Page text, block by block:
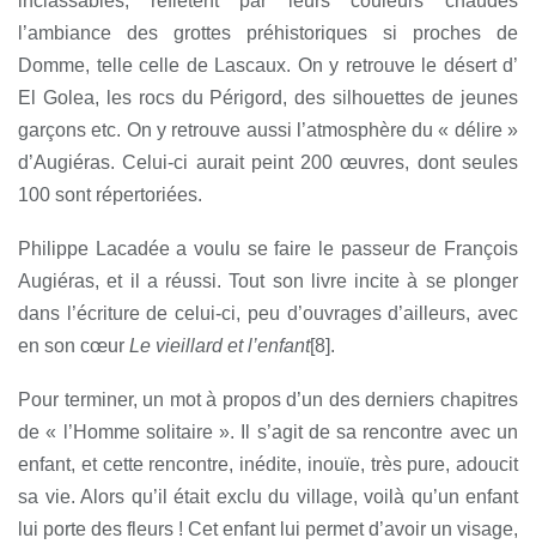
l’ambiance des grottes préhistoriques si proches de
Domme, telle celle de Lascaux. On y retrouve le désert d’
El Golea, les rocs du Périgord, des silhouettes de jeunes
garçons etc. On y retrouve aussi l’atmosphère du « délire »
d’Augiéras. Celui-ci aurait peint 200 œuvres, dont seules
100 sont répertoriées.
Philippe Lacadée a voulu se faire le passeur de François
Augiéras, et il a réussi. Tout son livre incite à se plonger
dans l’écriture de celui-ci, peu d’ouvrages d’ailleurs, avec
en son cœur Le vieillard et l’enfant[8].
Pour terminer, un mot à propos d’un des derniers chapitres
de « l’Homme solitaire ». Il s’agit de sa rencontre avec un
enfant, et cette rencontre, inédite, inouïe, très pure, adoucit
sa vie. Alors qu’il était exclu du village, voilà qu’un enfant
lui porte des fleurs ! Cet enfant lui permet d’avoir un visage,